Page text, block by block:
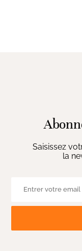
Saisissez
la